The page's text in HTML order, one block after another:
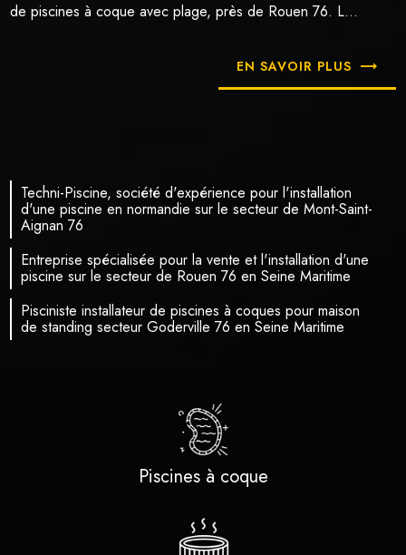
de piscines à coque avec plage, près de Rouen 76. L...
EN SAVOIR PLUS
Techni-Piscine, société d'expérience pour l'installation
d'une piscine en normandie sur le secteur de Mont-Saint-
Aignan 76
Entreprise spécialisée pour la vente et l'installation d'une
piscine sur le secteur de Rouen 76 en Seine Maritime
Pisciniste installateur de piscines à coques pour maison
de standing secteur Goderville 76 en Seine Maritime
Piscines à coque